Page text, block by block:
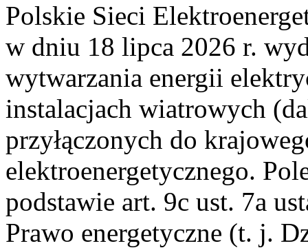
Polskie Sieci
w dniu 18 lipca 2026 r.
wytwarzania energii
instalacjach wiatrowych
przyłączonych do
elektroenergetycznego.
podstawie art. 9c ust. 7a
Prawo energetyczne (t. j.